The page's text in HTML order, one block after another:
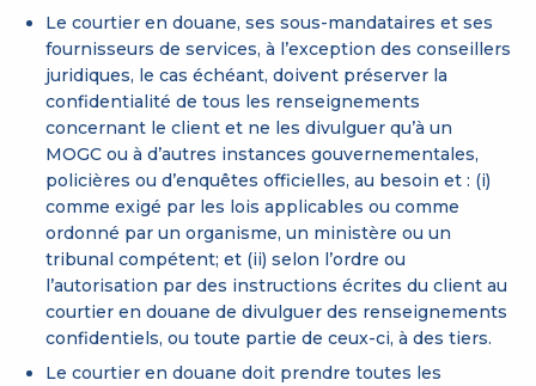
Le courtier en douane, ses sous-mandataires et ses
fournisseurs de services, à l’exception des conseillers
juridiques, le cas échéant, doivent préserver la
confidentialité de tous les renseignements
concernant le client et ne les divulguer qu’à un
MOGC ou à d’autres instances gouvernementales,
policières ou d’enquêtes officielles, au besoin et : (i)
comme exigé par les lois applicables ou comme
ordonné par un organisme, un ministère ou un
tribunal compétent; et (ii) selon l’ordre ou
l’autorisation par des instructions écrites du client au
courtier en douane de divulguer des renseignements
confidentiels, ou toute partie de ceux-ci, à des tiers.
Le courtier en douane doit prendre toutes les